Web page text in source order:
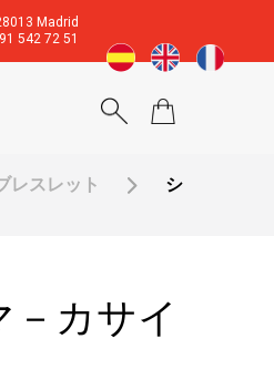
Madrid
542 72 51
レスレット
シ
カサイ